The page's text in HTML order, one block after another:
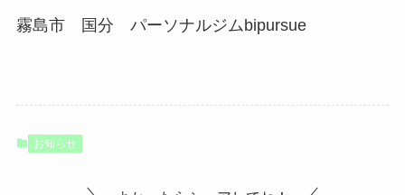
霧島市 国分 パーソナルジムbipursue
お知らせ